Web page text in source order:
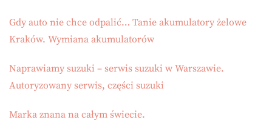
Gdy auto nie chce odpalić… Tanie akumulatory żelowe
Kraków. Wymiana akumulatorów
Naprawiamy suzuki – serwis suzuki w Warszawie.
Autoryzowany serwis, części suzuki
Marka znana na całym świecie.